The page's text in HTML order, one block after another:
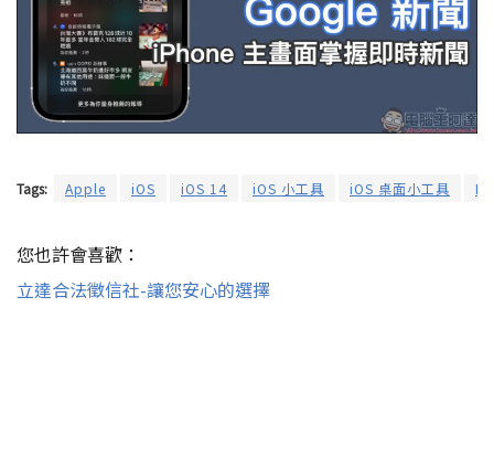
Tags: Apple iOS iOS 14 iOS 小工具 iOS 桌面小工具
您也許會喜歡：
立達合法徵信社-讓您安心的選擇